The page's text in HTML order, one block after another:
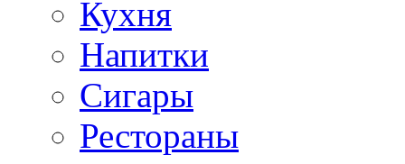
Кухня
Напитки
Сигары
Рестораны